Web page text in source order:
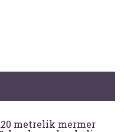
metrelik mermer